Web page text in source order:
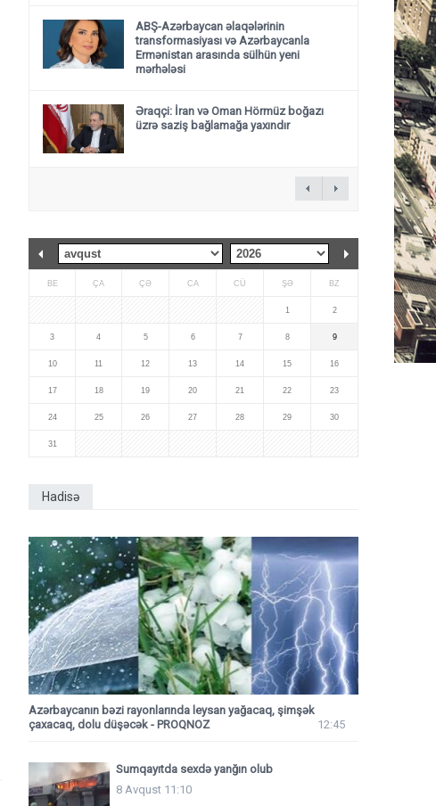
ABŞ-Azərbaycan əlaqələrinin
transformasiyası və Azərbaycanla
Ermənistan arasında sülhün yeni
mərhələsi
Əraqçi: İran və Oman Hörmüz boğazı
üzrə saziş bağlamağa yaxındır
BE ÇA ÇƏ CA CÜ ŞƏ BZ
1 2
3 4 5 6 7 8 9
10 11 12 13 14 15 16
17 18 19 20 21 22 23
24 25 26 27 28 29 30
31
Hadisə
Azərbaycanın bəzi rayonlarında leysan yağacaq, şimşək
çaxacaq, dolu düşəcək - PROQNOZ
12:45
Sumqayıtda sexdə yanğın olub
8 Avqust 11:10